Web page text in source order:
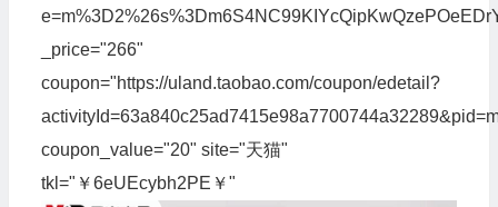
_price="266"
coupon="https://uland.taobao.com/coupon/edetail?
coupon_value="20" site="天猫"
tkl="￥6eUEcybh2PE￥"